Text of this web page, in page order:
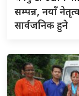
सम्पन्न, नयाँ
सार्वजनिक हुने